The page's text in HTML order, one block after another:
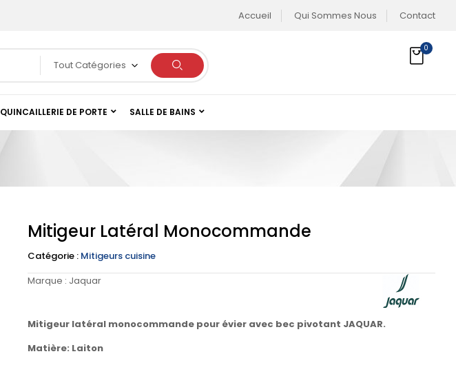
Accueil Qui Sommes Nous Contact
Tout Catégories
0
QUINCAILLERIE DE PORTE SALLE DE BAINS
Mitigeur Latéral Monocommande
Catégorie : Mitigeurs cuisine
Marque : Jaquar
Mitigeur latéral monocommande pour évier avec bec pivotant JAQUAR.
Matière: Laiton